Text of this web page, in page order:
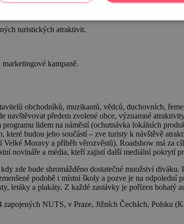
parciální lak, slepotisk a přímá barva. Pohlednice
turistických atraktivit.
kampaně.
obchodníků, muzikantů, vědců, duchovních,
předem zvolené obce, významné
lidem na náměstí (ochutnávka lokálních
budou jeho součástí – zve turisty k návštěvě
Moravy a příběh věrozvěstů). Roadshow má za
novináře a média, kteří zajistí další mediální pokrytí
zde bude shromážděno dostatečné množství diváku.
podobě i místní školy a pozve je na odpolední
letáky a plakáty. Z každé zastávky je pořízen bohatý
NUTS, v Praze, Jižních Čechách, Polsku